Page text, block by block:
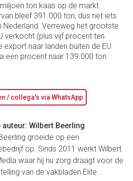
ton kaas op de markt
bleef 391.000 ton, dus net iets
Nederland. Verreweg het grootste
verkocht (plus vijf procent ten
export naar landen buiten de EU
een procent naar 139.000 ton
/ collega's via WhatsApp
auteur: Wilbert Beerling
groeide op een
op. Sinds 2011 werkt Wilbert
waar hij nu zorg draagt voor de
van de vakbladen Elite...